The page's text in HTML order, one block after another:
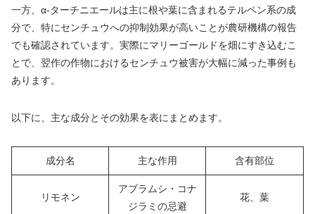
一方、α-ターチニエールは主に根や葉に含まれるテルペン系の成
分で、特にセンチュウへの抑制効果が高いことが農研機構の報告
でも確認されています。実際にマリーゴールドを畑にすき込むこ
とで、翌作の作物におけるセンチュウ被害が大幅に減った事例も
あります。
以下に、主な成分とその効果を表にまとめます。
成分名 主な作用 含有部位
リモネン
アブラムシ・コナ
ジラミの忌避
花、葉